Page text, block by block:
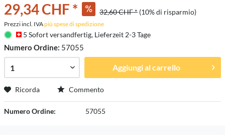
29,34 CHF * 32,60 CHF * (10% di risparmio)
Prezzi incl. IVApiù spese di spedizione
5 Sofort versandfertig, Lieferzeit 2-3 Tage
Numero Ordine: 57055
Aggiungi al carrello
Ricorda Commento
Numero Ordine: 57055